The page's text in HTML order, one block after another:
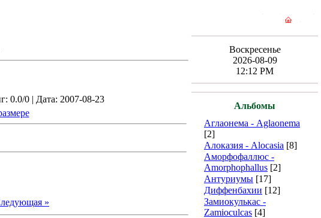
0.0/0 | Дата: 2007-08-23
»
Воскресенье
2026-08-09
12:12 PM
Альбомы
Аглаонема - Aglaonema
[2]
Алоказия - Alocasia [8]
Аморфофаллюс -
Amorphophallus [2]
Антуриумы [17]
Диффенбахии [12]
Замиокулькас -
Zamioculcas [4]